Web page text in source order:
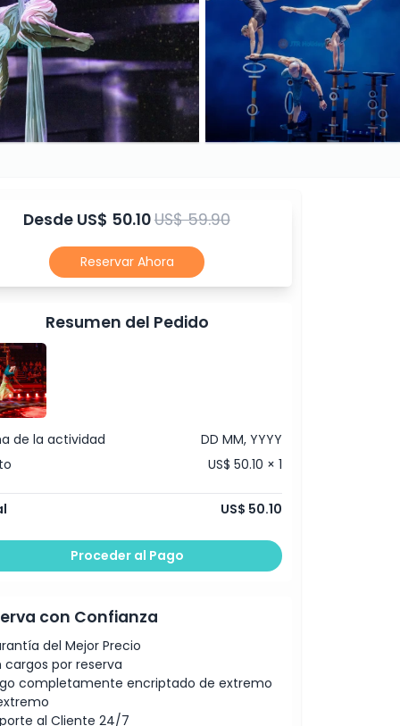
Desde US$ 50.10US$ 59.90
Reservar Ahora
Resumen del Pedido
de la actividad
DD MM, YYYY
US$ 50.10 × 1
US$ 50.10
Proceder al Pago
con Confianza
del Mejor Precio
cargos por reserva
completamente encriptado de extremo
al Cliente 24/7